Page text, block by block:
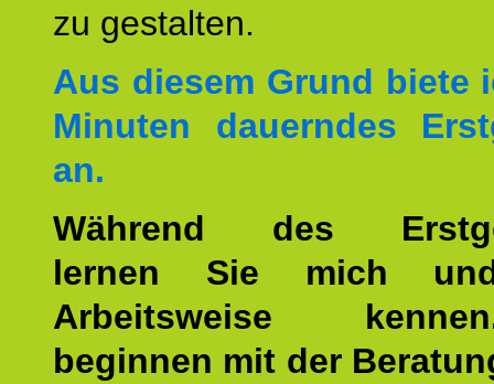
zu gestalten.
Aus diesem Grund biete
Minuten dauerndes
an.
Während des
lernen Sie mich
Arbeitsweise
beginnen mit der